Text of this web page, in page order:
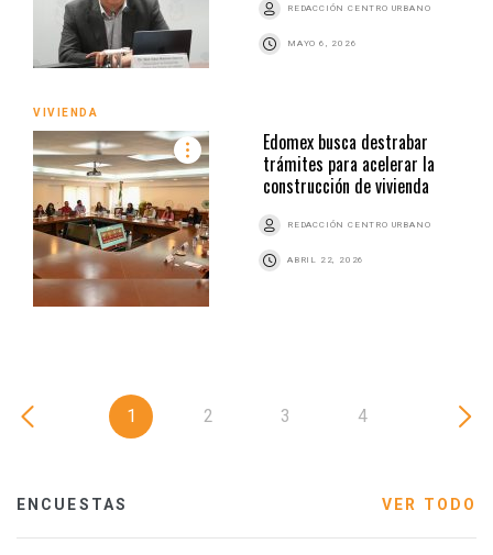
REDACCIÓN CENTRO URBANO
MAYO 6, 2026
VIVIENDA
Edomex busca destrabar
trámites para acelerar la
construcción de vivienda
REDACCIÓN CENTRO URBANO
ABRIL 22, 2026
1 2 3 4
ENCUESTAS VER TODO